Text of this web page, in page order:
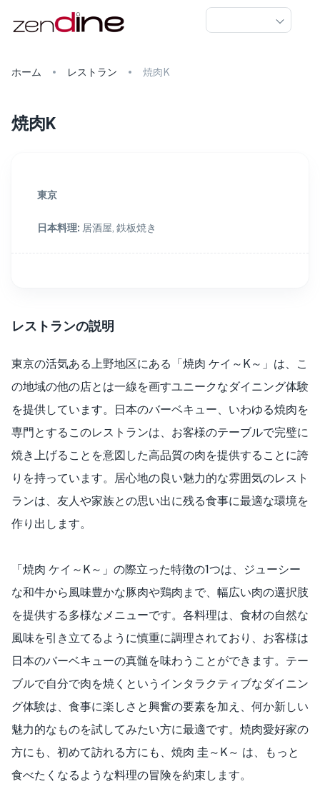
ホーム レストラン 焼肉K
焼肉K
東京
日本料理: 居酒屋, 鉄板焼き
レストランの説明
東京の活気ある上野地区にある「焼肉 ケイ～K～」は、こ
の地域の他の店とは一線を画すユニークなダイニング体験
を提供しています。日本のバーベキュー、いわゆる焼肉を
専門とするこのレストランは、お客様のテーブルで完璧に
焼き上げることを意図した高品質の肉を提供することに誇
りを持っています。居心地の良い魅力的な雰囲気のレスト
ランは、友人や家族との思い出に残る食事に最適な環境を
作り出します。
「焼肉 ケイ～K～」の際立った特徴の1つは、ジューシー
な和牛から風味豊かな豚肉や鶏肉まで、幅広い肉の選択肢
を提供する多様なメニューです。各料理は、食材の自然な
風味を引き立てるように慎重に調理されており、お客様は
日本のバーベキューの真髄を味わうことができます。テー
ブルで自分で肉を焼くというインタラクティブなダイニン
グ体験は、食事に楽しさと興奮の要素を加え、何か新しい
魅力的なものを試してみたい方に最適です。焼肉愛好家の
方にも、初めて訪れる方にも、焼肉 圭～K～ は、もっと
食べたくなるような料理の冒険を約束します。